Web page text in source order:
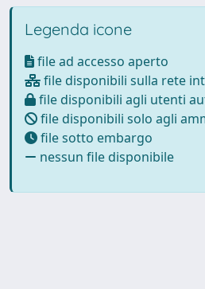
Legenda icone
file ad accesso aperto
file disponibili sulla rete
file disponibili agli utenti
file disponibili solo agli
file sotto embargo
nessun file disponibile